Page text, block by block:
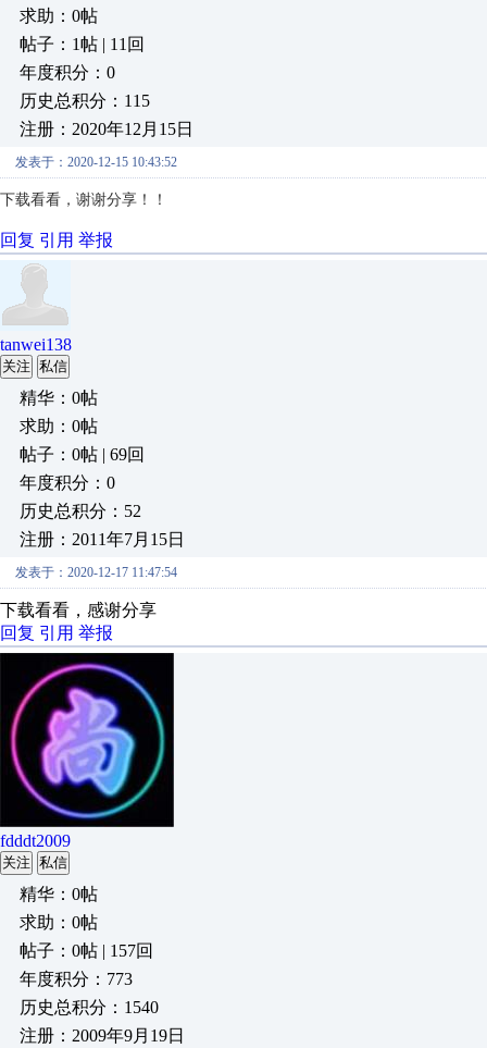
求助：0帖
帖子：1帖 | 11回
年度积分：0
历史总积分：115
注册：2020年12月15日
发表于：2020-12-15 10:43:52
下载看看，谢谢分享！！
回复 引用 举报
tanwei138
关注 私信
精华：0帖
求助：0帖
帖子：0帖 | 69回
年度积分：0
历史总积分：52
注册：2011年7月15日
发表于：2020-12-17 11:47:54
下载看看，感谢分享
回复 引用 举报
fdddt2009
关注 私信
精华：0帖
求助：0帖
帖子：0帖 | 157回
年度积分：773
历史总积分：1540
注册：2009年9月19日